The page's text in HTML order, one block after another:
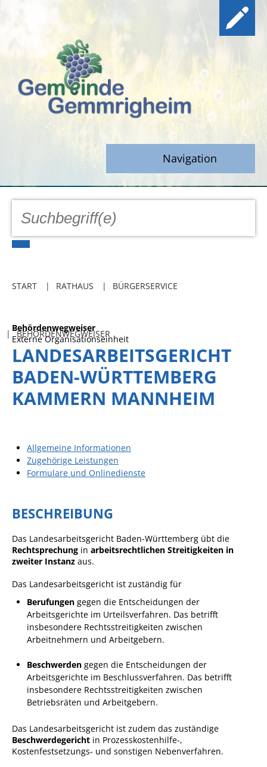
Navigation
GEMEINDE
Freibadkarten
Parkraumkonzept
Grundschule
Mensa
Jugendhaus
Sportstätten
Freiwillige Feuerwehr
Bauhof
Häckselplatz
Friedhof
Kläranlage
Kommunale
Netzmonitor der NetzeBW
Gemmrigheimer
START RATHAUS BÜRGERSERVICE
BEHÖRDENWEGWEISER
Behördenwegweiser
Externe Organisationseinheit
LANDESARBEITSGERICHT
BADEN-WÜRTTEMBERG
KAMMERN MANNHEIM
Allgemeine Informationen
Zugehörige Leistungen
Formulare und Onlinedienste
BESCHREIBUNG
Das Landesarbeitsgericht Baden-Württemberg übt die
Rechtsprechung in arbeitsrechtlichen Streitigkeiten in
zweiter Instanz aus.
Das Landesarbeitsgericht ist zuständig für
Berufungen gegen die Entscheidungen der
Arbeitsgerichte im Urteilsverfahren. Das betrifft
insbesondere Rechtsstreitigkeiten zwischen
Arbeitnehmern und Arbeitgebern.
Beschwerden gegen die Entscheidungen der
Arbeitsgerichte im Beschlussverfahren. Das betrifft
insbesondere Rechtsstreitigkeiten zwischen
Betriebsräten und Arbeitgebern.
Das Landesarbeitsgericht ist zudem das zuständige
Beschwerdegericht in Prozesskostenhilfe-,
Kostenfestsetzungs- und sonstigen Nebenverfahren.